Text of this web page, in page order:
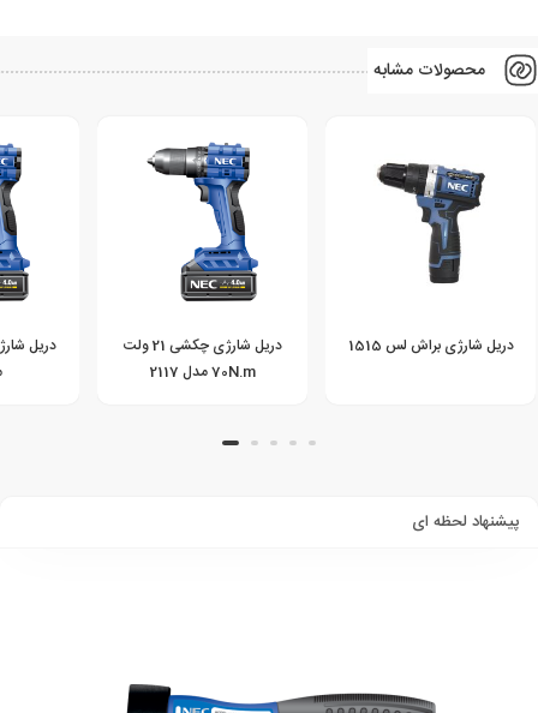
محصولات مشابه
دریل شارژی براش لس 1515
دریل شارژی چکشی 21 ولت
70N.m مدل 2117
پیشنهاد لحظه ای